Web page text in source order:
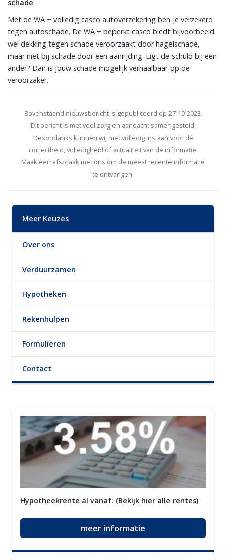
schade
Met de WA + volledig casco autoverzekering ben je verzekerd
tegen autoschade. De WA + beperkt casco biedt bijvoorbeeld
wel dekking tegen schade veroorzaakt door hagelschade,
maar niet bij schade door een aanrijding. Ligt de schuld bij een
ander? Dan is jouw schade mogelijk verhaalbaar op de
veroorzaker.
Bovenstaand nieuwsbericht is gepubliceerd op 27-10-2023.
Dit bericht is met veel zorg en aandacht samengesteld.
Desondanks kunnen wij niet volledig instaan voor de
correctheid, volledigheid of actualiteit van de informatie.
Maak een afspraak met ons om de meest recente informatie
te ontvangen.
Meer Keuzes
Over ons
Verduurzamen
Hypotheken
Rekenhulpen
Formulieren
Contact
Hypotheekrente al vanaf: (Bekijk hier alle rentes)
meer informatie